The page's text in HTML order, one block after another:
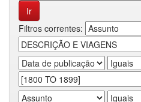
Filtros correntes: